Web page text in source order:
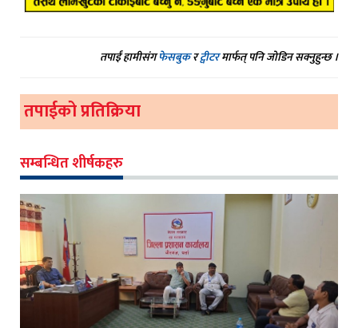
तपाईं हामीसंगफेसबुकरट्वीटरमार्फत् पनि जोडिन सक्नुहुन्छ ।
तपाईको प्रतिक्रिया
सम्बन्धित शीर्षकहरु